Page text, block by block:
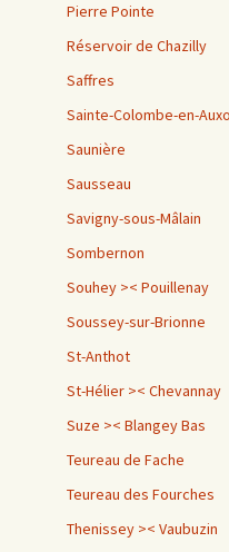
Pierre Pointe
Réservoir de Chazilly
Saffres
Sainte-Colombe-en-
Saunière
Sausseau
Savigny-sous-Mâlain
Sombernon
Souhey >< Pouillenay
Soussey-sur-Brionne
St-Anthot
St-Hélier >< Chevannay
Suze >< Blangey Bas
Teureau de Fache
Teureau des Fourches
Thenissey >< Vaubuzin